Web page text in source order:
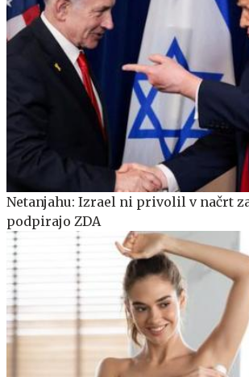
Netanjahu: Izrael ni privolil v načrt
podpirajo ZDA